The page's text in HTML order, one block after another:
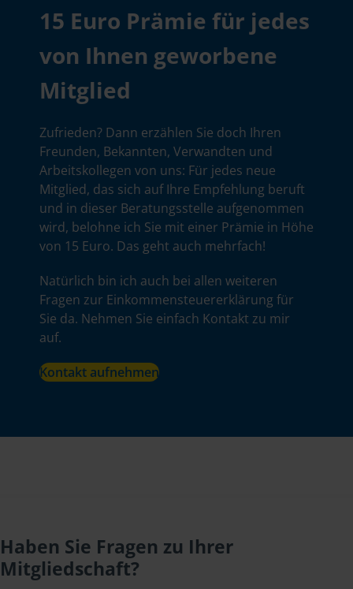
15 Euro Prämie für jedes
von Ihnen geworbene
Mitglied
Zufrieden? Dann erzählen Sie doch Ihren
Freunden, Bekannten, Verwandten und
Arbeitskollegen von uns: Für jedes neue
Mitglied, das sich auf Ihre Empfehlung beruft
und in dieser Beratungsstelle aufgenommen
wird, belohne ich Sie mit einer Prämie in Höhe
von 15 Euro. Das geht auch mehrfach!
Natürlich bin ich auch bei allen weiteren
Fragen zur Einkommensteuererklärung für
Sie da. Nehmen Sie einfach Kontakt zu mir
auf.
Kontakt aufnehmen
Haben Sie Fragen zu Ihrer
Mitgliedschaft?